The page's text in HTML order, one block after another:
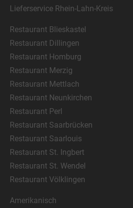
Lieferservice Rhein-Lahn-Kreis
Restaurant Blieskastel
Restaurant Dillingen
Restaurant Homburg
Restaurant Merzig
Restaurant Mettlach
Restaurant Neunkirchen
Restaurant Perl
Restaurant Saarbrücken
Restaurant Saarlouis
Restaurant St. Ingbert
Restaurant St. Wendel
Restaurant Völklingen
Amerikanisch